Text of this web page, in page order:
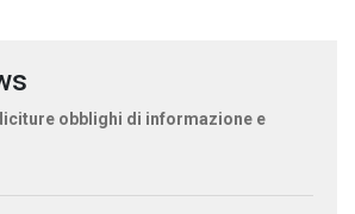
obblighi di informazione e